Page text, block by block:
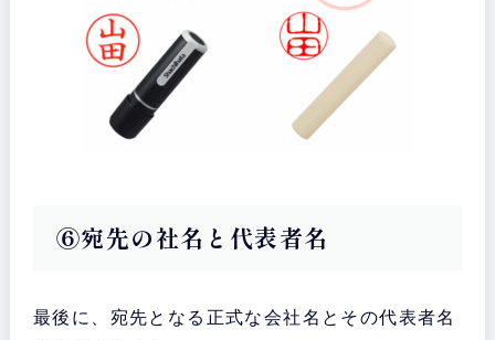
⑥宛先の社名と代表者名
最後に、宛先となる正式な会社名とその代表者名